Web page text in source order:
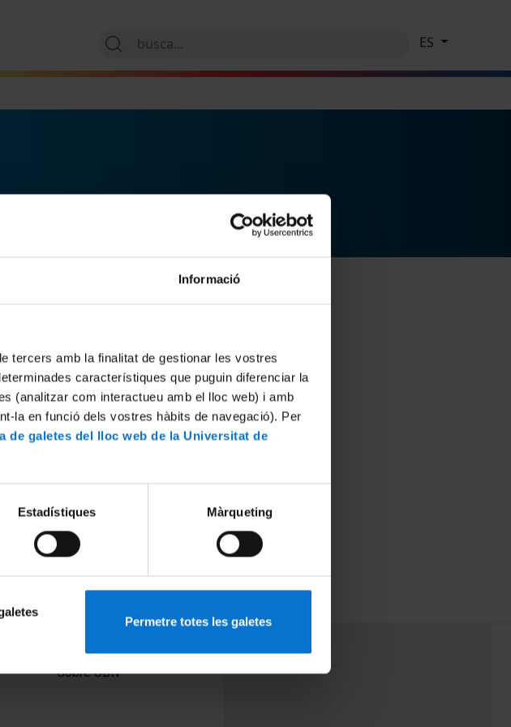
Informació
tercers amb la finalitat de gestionar les vostres
característiques que puguin diferenciar la
(analitzar com interactueu amb el lloc web) i amb
la en funció dels vostres hàbits de navegació). Per
de galetes del lloc web de la Universitat de
Estadístiques Màrqueting
Permetre totes les galetes
ES
de Ulises en la población
2015
Sobre UBtv